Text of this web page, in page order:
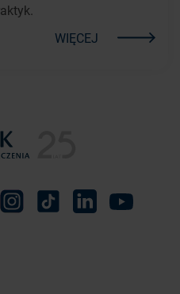
WIĘCEJ